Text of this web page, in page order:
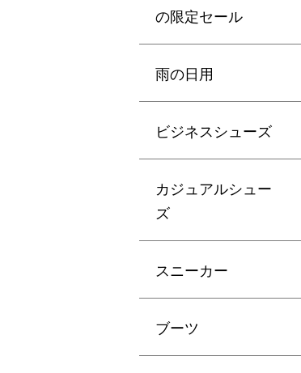
の限定セール
雨の日用
ビジネスシューズ
カジュアルシュー
ズ
スニーカー
ブーツ